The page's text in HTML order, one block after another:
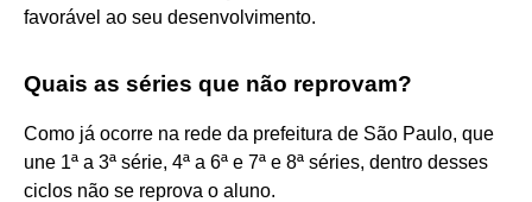
favorável ao seu desenvolvimento.
Quais as séries que não reprovam?
Como já ocorre na rede da prefeitura de São Paulo, que
une 1ª a 3ª série, 4ª a 6ª e 7ª e 8ª séries, dentro desses
ciclos não se reprova o aluno.